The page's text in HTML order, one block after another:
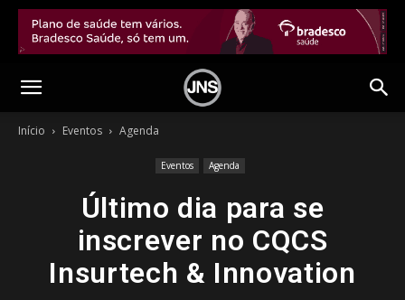
Início Eventos Agenda
Eventos Agenda
Último dia para se
inscrever no CQCS
Insurtech & Innovation